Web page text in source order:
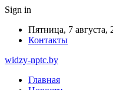
Sign in
Пятница, 7 августа,
Контакты
widzy-nptc.by
Главная